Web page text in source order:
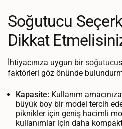
Soğutucu
Dikkat
İhtiyacınıza uygun birsoğutucu
faktörleri göz önünde
Kapasite: Kullanım
büyük boy bir model tercih
piknikler için geniş hacimli
kullanımlar için daha